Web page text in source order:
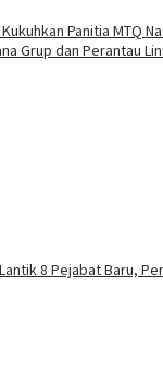
Panitia MTQ
Grup dan Perantau
8 Pejabat Baru,